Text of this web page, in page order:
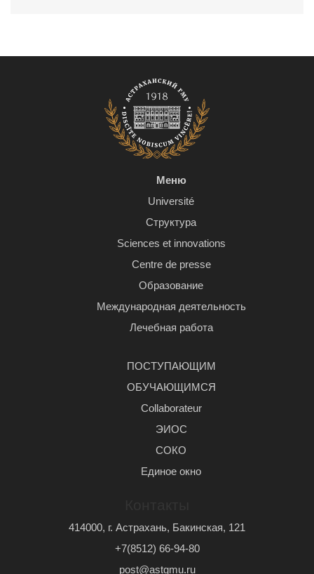
Меню
Université
Структура
Sciences et innovations
Centre de presse
Образование
Международная деятельность
Лечебная работа
ПОСТУПАЮЩИМ
ОБУЧАЮЩИМСЯ
Сollaborateur
ЭИОС
СОКО
Единое окно
414000, г. Астрахань, Бакинская, 121
+7(8512) 66-94-80
post@astgmu.ru